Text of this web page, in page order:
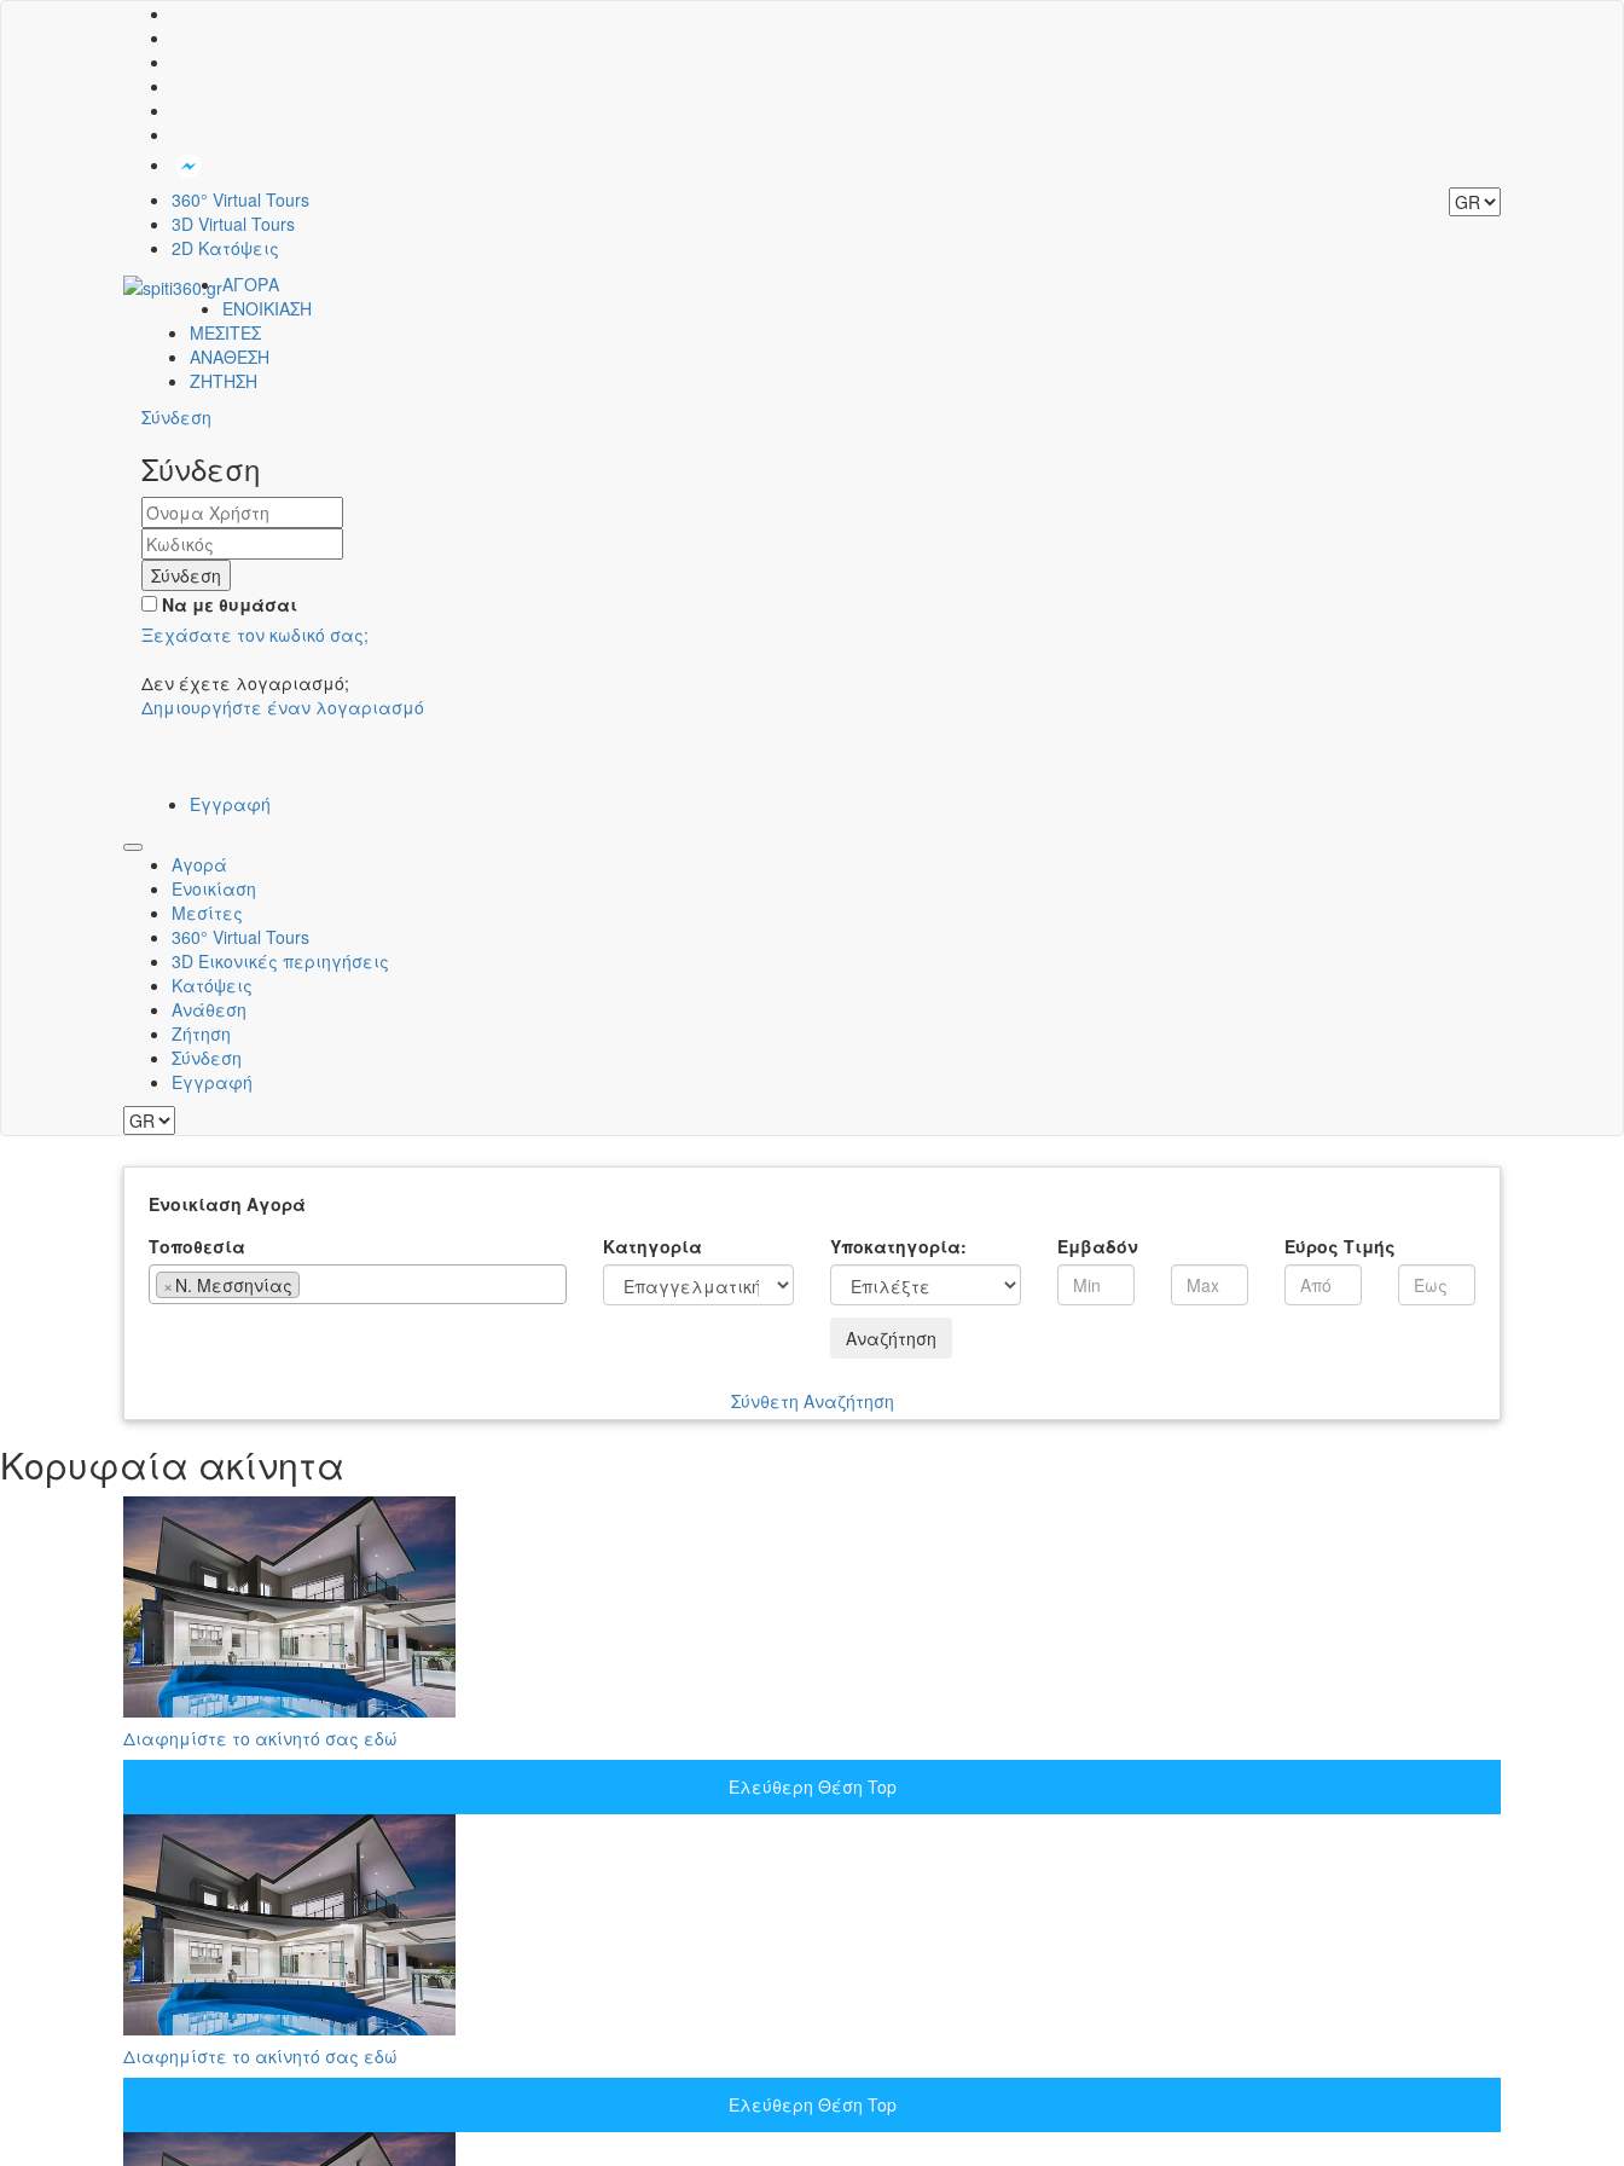
360° Virtual Tours
3D Virtual Tours
2D Κατόψεις
ΑΓΟΡΑ
ΕΝΟΙΚΙΑΣΗ
ΜΕΣΙΤΕΣ
ΑΝΑΘΕΣΗ
ΖΗΤΗΣΗ
Σύνδεση
Σύνδεση
Σύνδεση
Να με θυμάσαι
Ξεχάσατε τον κωδικό σας;
Δεν έχετε λογαριασμό;
Δημιουργήστε έναν λογαριασμό
Εγγραφή
Toggle
navigation
Αγορά
Ενοικίαση
Μεσίτες
360° Virtual Tours
3D Εικονικές περιηγήσεις
Κατόψεις
Ανάθεση
Ζήτηση
Σύνδεση
Εγγραφή
Ενοικίαση Αγορά
Τοποθεσία
× Ν. Μεσσηνίας
Κατηγορία Υποκατηγορία: Εμβαδόν Εύρος Τιμής
Αναζήτηση
Σύνθετη Αναζήτηση
Κορυφαία ακίνητα
Διαφημίστε το ακίνητό σας εδώ
Ελεύθερη Θέση Top
Διαφημίστε το ακίνητό σας εδώ
Ελεύθερη Θέση Top